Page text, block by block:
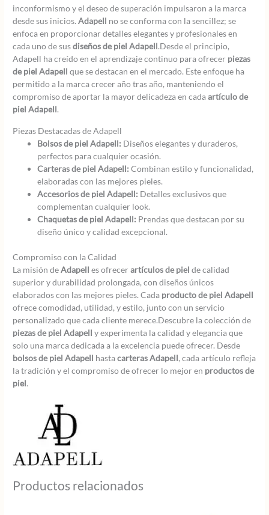
inconformismo y el deseo de superación impulsaron a la marca
desde sus inicios.Adapell no se conforma con la sencillez; se
enfoca en proporcionar detalles elegantes y profesionales en
cada uno de susdiseños de piel Adapell.Desde el principio,
Adapell ha creído en el aprendizaje continuo para ofrecer piezas
de piel Adapell que se destacan en el mercado. Este enfoque ha
permitido a la marca crecer año tras año, manteniendo el
compromiso de aportar la mayor delicadeza en cadaartículo de
piel Adapell.
Piezas Destacadas de Adapell
Bolsos de piel Adapell: Diseños elegantes y duraderos,
perfectos para cualquier ocasión.
Carteras de piel Adapell: Combinan estilo y funcionalidad,
elaboradas con las mejores pieles.
Accesorios de piel Adapell: Detalles exclusivos que
complementan cualquier look.
Chaquetas de piel Adapell: Prendas que destacan por su
diseño único y calidad excepcional.
Compromiso con la Calidad
La misión deAdapell es ofrecerartículos de piel de calidad
superior y durabilidad prolongada, con diseños únicos
elaborados con las mejores pieles. Cada producto de piel Adapell
ofrece comodidad, utilidad, y estilo, junto con un servicio
personalizado que cada cliente merece.Descubre la colección de
piezas de piel Adapell y experimenta la calidad y elegancia que
solo una marca dedicada a la excelencia puede ofrecer. Desde
bolsos de piel Adapell hastacarteras Adapell, cada artículo refleja
la tradición y el compromiso de ofrecer lo mejor en productos de
piel.
Productos relacionados